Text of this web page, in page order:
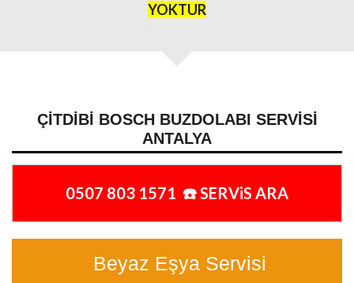
YOKTUR
ÇITDIBI BOSCH BUZDOLABI SERVISI
ANTALYA
0507 803 1571 ☎️ SERViS ARA
Beyaz Eşya Servisi